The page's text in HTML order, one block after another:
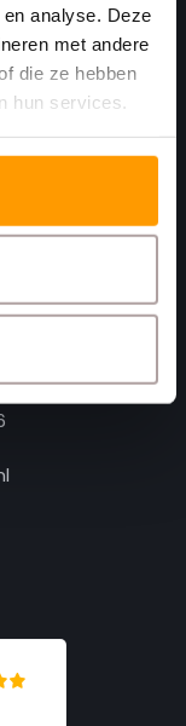
analyse. Deze
met andere
die ze hebben
hun services.
die met je